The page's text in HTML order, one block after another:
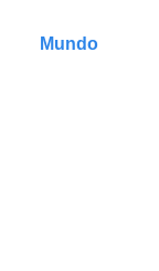
Mundo